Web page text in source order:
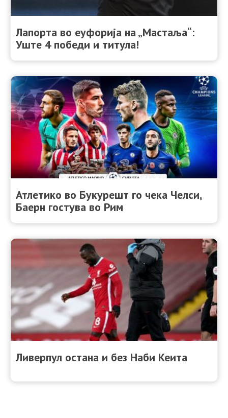
Лапорта во еуфорија на „Мастаља“:
Уште 4 победи и титула!
Атлетико во Букурешт го чека Челси,
Баерн гостува во Рим
Ливерпул остана и без Наби Кеита